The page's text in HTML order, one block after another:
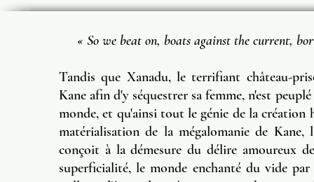
« So we beat on, boats against the current,
Tandis que Xanadu, le terrifiant château-
Kane afin d'y séquestrer sa femme, n'est
monde, et qu'ainsi tout le génie de la création
matérialisation de la mégalomanie de
conçoit à la démesure du délire amoureux
superficialité, le monde enchanté du vide